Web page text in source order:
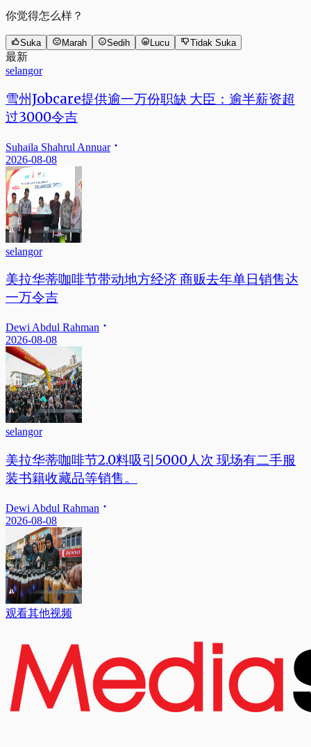
你觉得怎么样？
Suka Marah Sedih Lucu Tidak Suka
最新
selangor
雪州Jobcare提供逾一万份职缺 大臣：逾半薪资超
过3000令吉
Suhaila Shahrul Annuar
2026-08-08
selangor
美拉华蒂咖啡节带动地方经济 商贩去年单日销售达
一万令吉
Dewi Abdul Rahman
2026-08-08
selangor
美拉华蒂咖啡节2.0料吸引5000人次 现场有二手服
装书籍收藏品等销售。
Dewi Abdul Rahman
2026-08-08
观看其他视频